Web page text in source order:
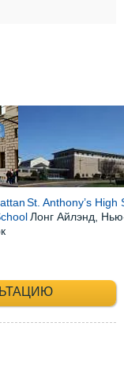
St. Anthony’s High
Лонг Айлэнд,
660-35-